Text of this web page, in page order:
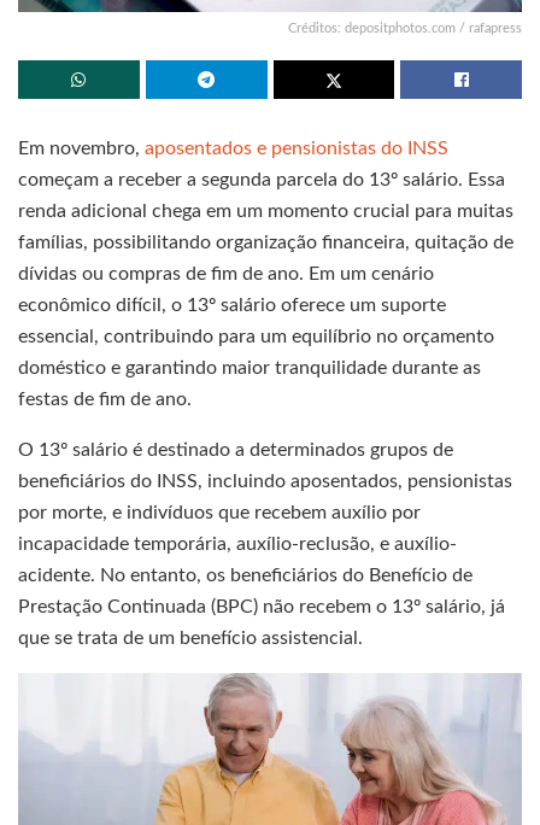
Créditos: depositphotos.com / rafapress
Em novembro, aposentados e pensionistas do INSS
começam a receber a segunda parcela do 13º salário. Essa
renda adicional chega em um momento crucial para muitas
famílias, possibilitando organização financeira, quitação de
dívidas ou compras de fim de ano. Em um cenário
econômico difícil, o 13º salário oferece um suporte
essencial, contribuindo para um equilíbrio no orçamento
doméstico e garantindo maior tranquilidade durante as
festas de fim de ano.
O 13º salário é destinado a determinados grupos de
beneficiários do INSS, incluindo aposentados, pensionistas
por morte, e indivíduos que recebem auxílio por
incapacidade temporária, auxílio-reclusão, e auxílio-
acidente. No entanto, os beneficiários do Benefício de
Prestação Continuada (BPC) não recebem o 13º salário, já
que se trata de um benefício assistencial.